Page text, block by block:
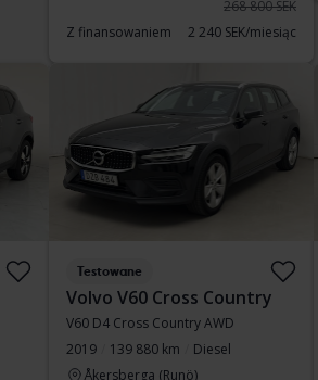
268 800 SEK
Z finansowaniem
2 240 SEK/miesiąc
Testowane
Volvo V60 Cross Country
V60 D4 Cross Country AWD
2019
139 880 km
Diesel
Åkersberga (Runö)